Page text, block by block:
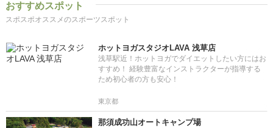
おすすめスポット
スポスポオススメのスポーツスポット
ホットヨガスタジオLAVA 浅草店
浅草駅近！ホットヨガでダイエットしたい方にはお
すすめ！ 経験豊富なインストラクターが指導する
ため初心者の方も安心！
東京都
那須成功山オートキャンプ場